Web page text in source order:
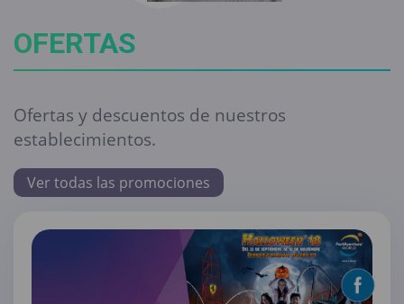
OFERTAS
Ofertas y descuentos de nuestros
establecimientos.
Ver todas las promociones